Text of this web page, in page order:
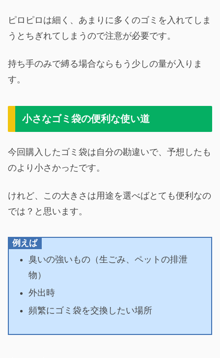
ピロピロは細く、あまりに多くのゴミを入れてしま
うとちぎれてしまうので注意が必要です。
持ち手のみで縛る場合ならもう少しの量が入りま
す。
小さなゴミ袋の便利な使い道
今回購入したゴミ袋は自分の勘違いで、予想したも
のより小さかったです。
けれど、この大きさは用途を選べばとても便利なの
では？と思います。
例えば
臭いの強いもの（生ごみ、ペットの排泄
物）
外出時
頻繁にゴミ袋を交換したい場所